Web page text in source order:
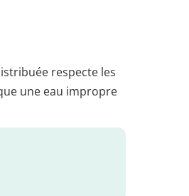
respecte les
une eau impropre